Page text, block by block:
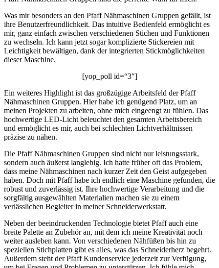
Was mir besonders an den Pfaff Nähmaschinen Gruppen gefällt, ist
ihre Benutzerfreundlichkeit. Das intuitive Bedienfeld ermöglicht es
mir, ganz einfach zwischen verschiedenen Stichen und Funktionen
zu wechseln. Ich kann jetzt sogar komplizierte Stickereien mit
Leichtigkeit bewältigen, dank der integrierten Stickmöglichkeiten
dieser Maschine.
[yop_poll id=“3″]
Ein weiteres Highlight ist das großzügige Arbeitsfeld der Pfaff
Nähmaschinen Gruppen. Hier habe ich genügend Platz, um an
meinen Projekten zu arbeiten, ohne mich eingeengt zu fühlen. Das
hochwertige LED-Licht beleuchtet den gesamten Arbeitsbereich
und ermöglicht es mir, auch bei schlechten Lichtverhältnissen
präzise zu nähen.
Die Pfaff Nähmaschinen Gruppen sind nicht nur leistungsstark,
sondern auch äußerst langlebig. Ich hatte früher oft das Problem,
dass meine Nähmaschinen nach kurzer Zeit den Geist aufgegeben
haben. Doch mit Pfaff habe ich endlich eine Maschine gefunden, die
robust und zuverlässig ist. Ihre hochwertige Verarbeitung und die
sorgfältig ausgewählten Materialien machen sie zu einem
verlässlichen Begleiter in meiner Schneiderwerkstatt.
Neben der beeindruckenden Technologie bietet Pfaff auch eine
breite Palette an Zubehör an, mit dem ich meine Kreativität noch
weiter ausleben kann. Von verschiedenen Nähfüßen bis hin zu
speziellen Stichplatten gibt es alles, was das Schneiderherz begehrt.
Außerdem steht der Pfaff Kundenservice jederzeit zur Verfügung,